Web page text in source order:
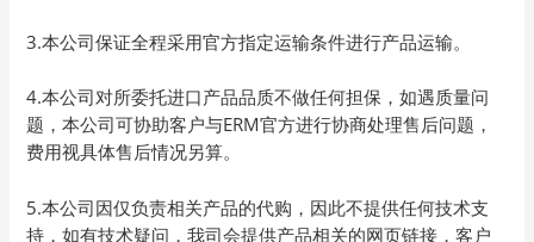
3.本公司保证全程采用官方指定运输条件进行产品运输。
4.本公司对所委托进口产品品质不做任何担保，如遇质量问
题，本公司可协助客户与ERM官方进行协商处理售后问题，
费用视具体售后情况另算。
5.本公司因仅负责相关产品的代购，因此不提供任何技术支
持，如有技术疑问，我司会提供产品相关的网页链接，客户